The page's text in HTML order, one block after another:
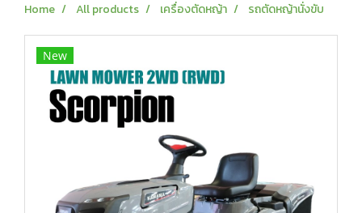
Home All products เครื่องตัดหญ้า รถตัดหญ้านั่งขับ
New